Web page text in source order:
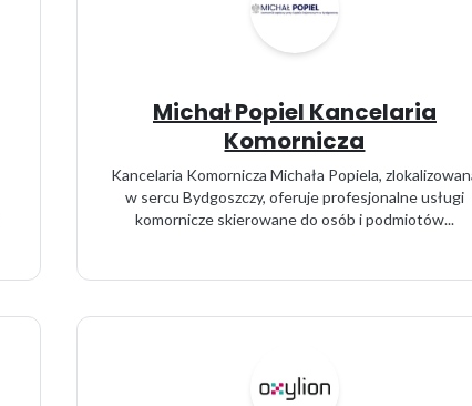
Michał Popiel Kancelaria
Komornicza
Kancelaria Komornicza Michała Popiela,
w sercu Bydgoszczy, oferuje profesjonalne usługi
komornicze skierowane do osób i podmiotów...